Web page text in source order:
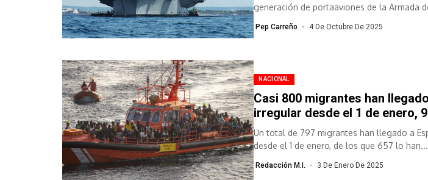
generación de portaaviones de la Armada
Pep Carreño 4 De Octubre De 2025
NACIONAL
Casi 800 migrantes han
irregular desde el 1 de enero,
Un total de 797 migrantes han llegado a
desde el 1 de enero, de los que 657 lo han...
Redacción M.I. 3 De Enero De 2025